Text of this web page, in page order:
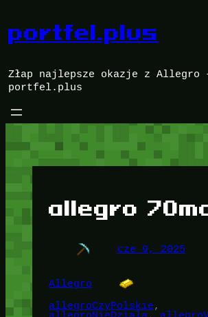
treści
portfel.plus
Złap najlepsze okazje z Allegro
portfel.plus
allegro
cze 9, 2025
Allegro
allegroCzyPolskie